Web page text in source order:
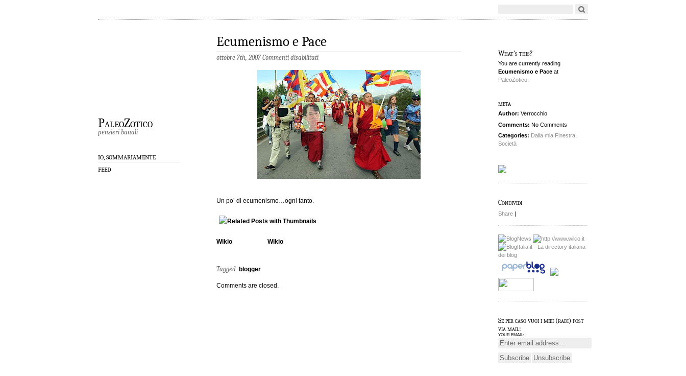
PaleoZotico
pensieri banali
IO, SOMMARIAMENTE
FEED
Ecumenismo e Pace
ottobre 7th, 2007Commenti disabilitati
Un po’ di ecumenismo…ogni tanto.
Wikio Wikio
Tagged blogger
Comments are closed.
What's this?
You are currently reading
Ecumenismo e Pace at
PaleoZotico
meta
Author: Verrocchio
Comments: No Comments
Categories: Dalla mia Finestra
Società
Condividi
Share |
Se per caso vuoi i miei (radi) post
via mail:
YOUR EMAIL: